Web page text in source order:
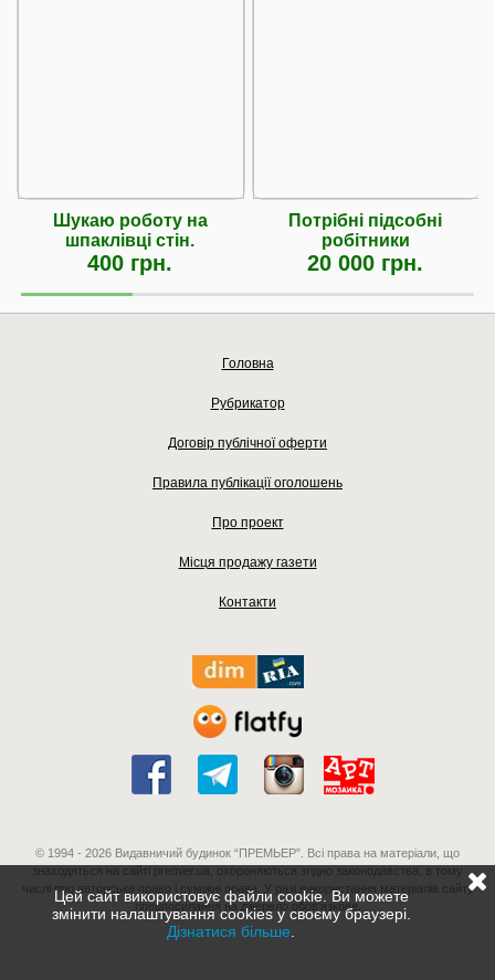
Шукаю роботу на
шпаклівці стін.
400 грн.
Потрібні підсобні
робітники
20 000 грн.
Головна
Рубрикатор
Договір публічної оферти
Правила публікації оголошень
Про проект
Місця продажу газети
Контакти
© 1994 - 2026 Видавничий будинок “ПРЕМЬЕР”. Всі права на матеріали, що
знаходяться на сайті premier.ua, охороняються згідно законодавства, в тому
числі про авторське право і суміжні права. У разі використання матеріалів сайту
гіперпосилання на джерело обов'язкове.
Цей сайт використовує файли cookie. Ви можете
змінити налаштування cookies у своєму браузері.
Дізнатися більше